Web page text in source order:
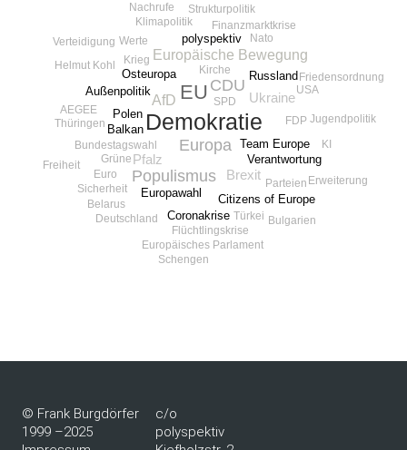
Demokratie
EU
Europa
CDU
Populismus
AfD
Europäische Bewegung
Ukraine
Brexit
Pfalz
Osteuropa
polyspektiv
Europawahl
Team Europe
Russland
Balkan
Coronakrise
Außenpolitik
Citizens of Europe
Polen
Verantwortung
FDP
Finanzmarktkrise
Flüchtlingskrise
Bundestagswahl
Werte
Euro
Krieg
Parteien
USA
Klimapolitik
Nachrufe
SPD
Deutschland
Europäisches Parlament
Grüne
Helmut Kohl
Jugendpolitik
Kirche
Sicherheit
Strukturpolitik
Türkei
AEGEE
Belarus
Bulgarien
Erweiterung
Freiheit
Friedensordnung
KI
Nato
Schengen
Thüringen
Verteidigung
© Frank Burgdörfer
1999 –2025
c/o
polyspektiv